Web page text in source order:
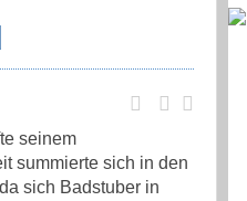
seinem
summierte sich in den
sich Badstuber in